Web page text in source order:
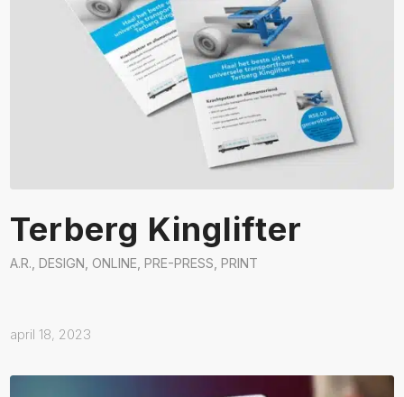
Terberg Kinglifter
A.R., DESIGN, ONLINE, PRE-PRESS, PRINT
april 18, 2023